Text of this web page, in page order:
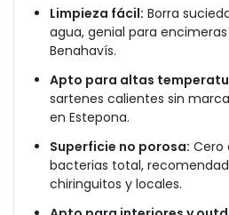
Limpieza fácil: Borra
agua, genial para
Benahavís.
Apto para altas
sartenes calientes sin
en Estepona.
Superficie no porosa: Cero
bacterias total,
chiringuitos y locales.